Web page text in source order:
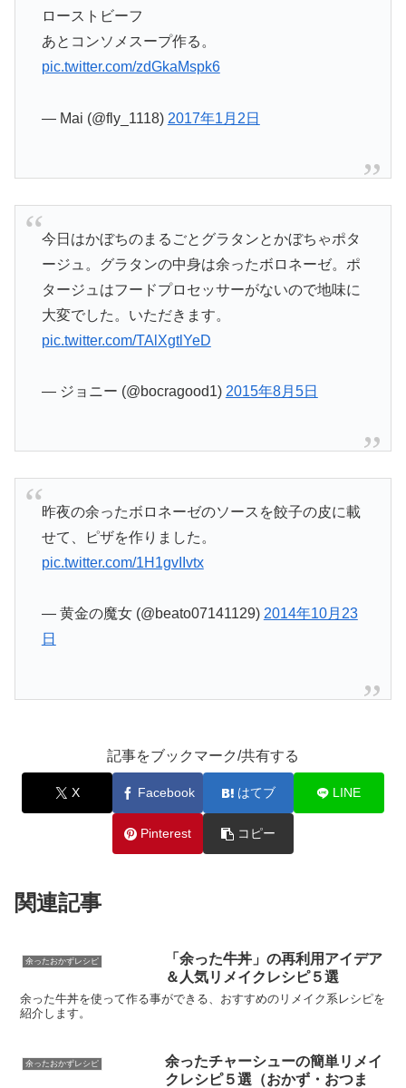
ローストビーフ
あとコンソメスープ作る。
pic.twitter.com/zdGkaMspk6
— Mai (@fly_1118) 2017年1月2日
今日はかぼちのまるごとグラタンとかぼちゃポタ
ージュ。グラタンの中身は余ったボロネーゼ。ポ
タージュはフードプロセッサーがないので地味に
大変でした。いただきます。
pic.twitter.com/TAlXgtlYeD
— ジョニー (@bocragood1) 2015年8月5日
昨夜の余ったボロネーゼのソースを餃子の皮に載
せて、ピザを作りました。
pic.twitter.com/1H1gvIIvtx
— 黄金の魔女 (@beato07141129) 2014年10月23
日
記事をブックマーク/共有する
X Facebook はてブ LINE
Pinterest コピー
関連記事
余ったおかずレシピ
「余った牛丼」の再利用アイデア
＆人気リメイクレシピ５選
余った牛丼を使って作る事ができる、おすすめのリメイク系レシピを
紹介します。
余ったおかずレシピ
余ったチャーシューの簡単リメイ
クレシピ５選（おかず・おつま